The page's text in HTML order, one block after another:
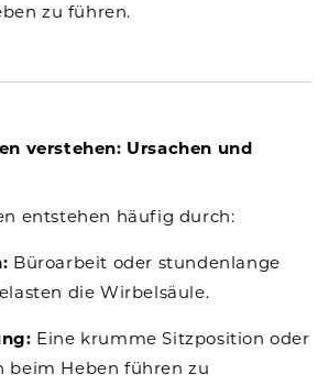
zu führen.
verstehen: Ursachen und
entstehen häufig durch:
Büroarbeit oder stundenlange
die Wirbelsäule.
Eine krumme Sitzposition oder
beim Heben führen zu